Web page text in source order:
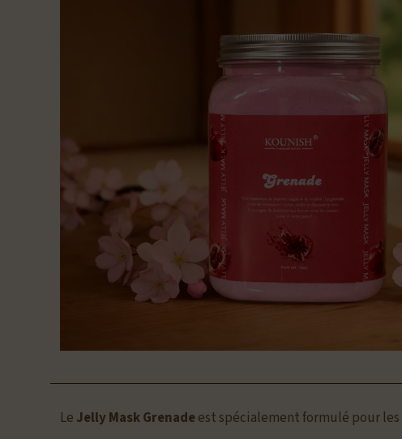
Le Jelly Mask Grenadeest spécialement formulé pour les